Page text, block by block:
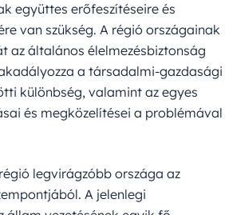
együttes erőfeszítéseire és
van szükség. A régió országainak
az általános élelmezésbiztonság
a társadalmi-gazdasági
különbség, valamint az egyes
és megközelítései a problémával
legvirágzóbb országa az
A jelenlegi